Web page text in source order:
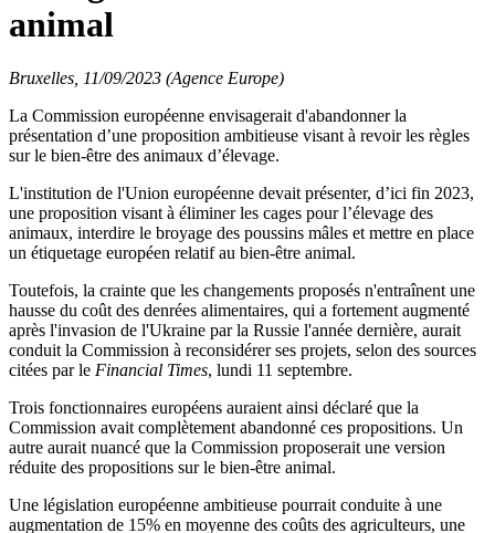
animal
Bruxelles, 11/09/2023 (Agence Europe)
La Commission européenne envisagerait d'abandonner la
présentation d’une proposition ambitieuse visant à revoir les règles
sur le bien-être des animaux d’élevage.
L'institution de l'Union européenne devait présenter, d’ici fin 2023,
une proposition visant à éliminer les cages pour l’élevage des
animaux, interdire le broyage des poussins mâles et mettre en place
un étiquetage européen relatif au bien-être animal.
Toutefois, la crainte que les changements proposés n'entraînent une
hausse du coût des denrées alimentaires, qui a fortement augmenté
après l'invasion de l'Ukraine par la Russie l'année dernière, aurait
conduit la Commission à reconsidérer ses projets, selon des sources
citées par le Financial Times, lundi 11 septembre.
Trois fonctionnaires européens auraient ainsi déclaré que la
Commission avait complètement abandonné ces propositions. Un
autre aurait nuancé que la Commission proposerait une version
réduite des propositions sur le bien-être animal.
Une législation européenne ambitieuse pourrait conduite à une
augmentation de 15% en moyenne des coûts des agriculteurs, une